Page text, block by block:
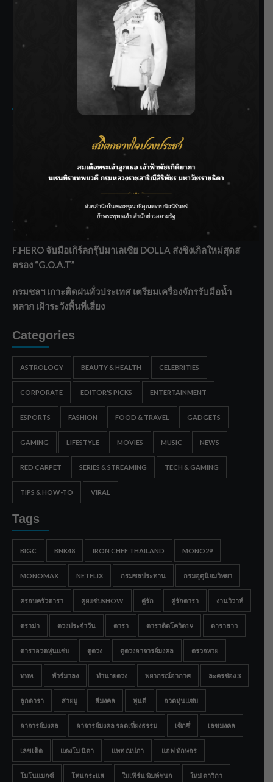
SIAMRATH VARIETY
THE BEST ENTERTAINMENT
Recent Posts
กรมชลฯ รับฟังประชาชน ติดตามแก้ปัญหาโครงการประตู
ระบายน้ำศรีสองรักฯ
‘แมน การิน’ แชร์ความเชื่อชวนคิด! “อยากกินอะไรหลังจาก
ลาโลกนี้ ให้ใส่บาตรสิ่งนั้นไว้ตอนยังมีชีวิต”
ราชเลขานุการในพระองค์ฯ ติดตามโครงการหุบกะพง–ห้วย
ทรายใต้ เสริมความมั่นคงน้ำเพชรบุรี
F.HERO จับมือเกิร์ลกรุ๊ปมาเลเซีย DOLLA ส่งซิงเกิลใหม่สุดส
ตรอง “G.O.A.T”
กรมชลฯ เกาะติดฝนทั่วประเทศ เตรียมเครื่องจักรรับมือน้ำ
หลาก เฝ้าระวังพื้นที่เสี่ยง
Categories
ASTROLOGY BEAUTY & HEALTH CELEBRITIES
CORPORATE EDITOR'S PICKS ENTERTAINMENT
ESPORTS FASHION FOOD & TRAVEL GADGETS
GAMING LIFESTYLE MOVIES MUSIC NEWS
RED CARPET SERIES & STREAMING TECH & GAMING
TIPS & HOW-TO VIRAL
Tags
BIGC BNK48 IRON CHEF THAILAND MONO29
MONOMAX NETFLIX กรมชลประทาน กรมอุตุนิยมวิทยา
ครอบครัวดารา คุยแซ่บSHOW คู่รัก คู่รักดารา งานวิวาห์
ดราม่า ดวงประจำวัน ดารา ดาราติดโควิด19 ดาราสาว
ดาราอวดหุ่นแซ่บ ดูดวง ดูดวงอาจารย์มงคล ตรวจหวย
ททท. ทัวร์มาลง ทำนายดวง พยากรณ์อากาศ ละครช่อง 3
ลูกดารา สายมู สีมงคล หุ่นดี อวดหุ่นแซ่บ
อาจารย์มงคล อาจารย์มงคล รอดเที่ยงธรรม เซ็กซี่ เลขมงคล
เลขเด็ด แตงโม นิดา แพท ณปภา แอฟ ทักษอร
โมโนแมกซ์ โหนกระแส ใบเฟิร์น พิมพ์ชนก ใหม่ ดาวิกา